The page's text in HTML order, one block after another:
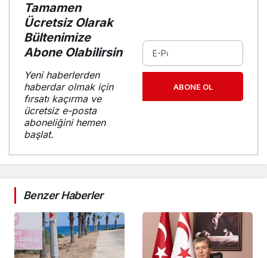
Tamamen
Ücretsiz Olarak
Bültenimize
Abone Olabilirsin
Yeni haberlerden
haberdar olmak için
fırsatı kaçırma ve
ücretsiz e-posta
aboneliğini hemen
başlat.
ABONE OL
Benzer Haberler